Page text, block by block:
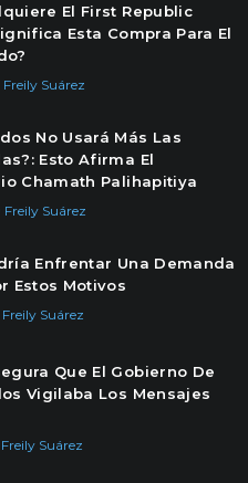
El First Republic
Esta Compra Para El
Freily Suárez
No Usará Más Las
Esto Afirma El
Chamath Palihapitiya
Freily Suárez
Enfrentar Una Demanda
Estos Motivos
Freily Suárez
Que El Gobierno De
Vigilaba Los Mensajes
Freily Suárez